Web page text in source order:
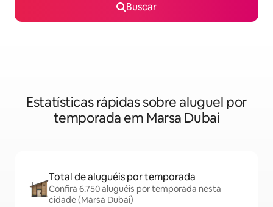
Buscar
Estatísticas rápidas sobre aluguel por
temporada em Marsa Dubai
Total de aluguéis por temporada
Confira 6.750 aluguéis por temporada nesta
cidade (Marsa Dubai)